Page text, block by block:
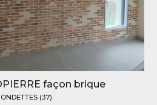
façon brique
(37)